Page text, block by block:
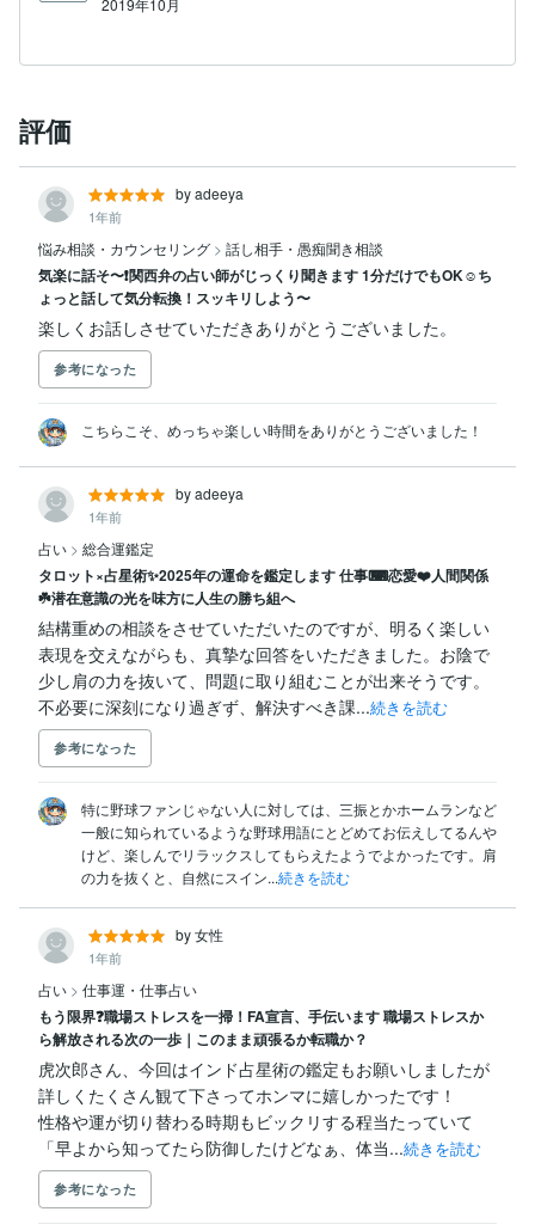
2019年10月
評価
by adeeya
1年前
悩み相談・カウンセリング > 話し相手・愚痴聞き相談
気楽に話そ〜❗️関西弁の占い師がじっくり聞きます 1分だけでもOK☺️ち
ょっと話して気分転換！スッキリしよう〜
楽しくお話しさせていただきありがとうございました。
参考になった
こちらこそ、めっちゃ楽しい時間をありがとうございました！
by adeeya
1年前
占い > 総合運鑑定
タロット×占星術✨️2025年の運命を鑑定します 仕事⌨恋愛❤️人間関係
☘️潜在意識の光を味方に人生の勝ち組へ
結構重めの相談をさせていただいたのですが、明るく楽しい
表現を交えながらも、真摯な回答をいただきました。お陰で
少し肩の力を抜いて、問題に取り組むことが出来そうです。
不必要に深刻になり過ぎず、解決すべき課...続きを読む
参考になった
特に野球ファンじゃない人に対しては、三振とかホームランなど
一般に知られているような野球用語にとどめてお伝えしてるんや
けど、楽しんでリラックスしてもらえたようでよかったです。肩
の力を抜くと、自然にスイン...続きを読む
by 女性
1年前
占い > 仕事運・仕事占い
もう限界❓職場ストレスを一掃！FA宣言、手伝います 職場ストレスか
ら解放される次の一歩｜このまま頑張るか転職か？
虎次郎さん、今回はインド占星術の鑑定もお願いしましたが
詳しくたくさん観て下さってホンマに嬉しかったです！
性格や運が切り替わる時期もビックリする程当たっていて
「早よから知ってたら防御したけどなぁ、体当...続きを読む
参考になった